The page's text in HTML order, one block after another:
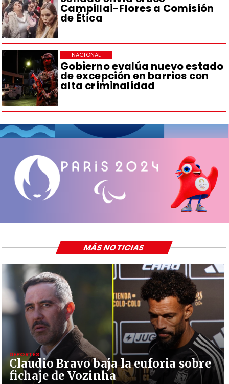
Campillai-Flores a Comisión
de Ética
Gobierno evalúa nuevo estado
de excepción en barrios con
alta criminalidad
NACIONAL
Claudio Bravo baja la euforia sobre
fichaje de Vozinha
DEPORTES
MÁS NOTICIAS